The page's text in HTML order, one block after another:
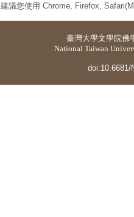
建議您使用 Chrome, Firefox,
臺灣大學文學院佛
National Taiwan
doi:10.6681/